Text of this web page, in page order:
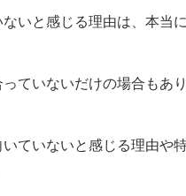
いと感じる理由は、本当
ていないだけの場合もあり
ていないと感じる理由や